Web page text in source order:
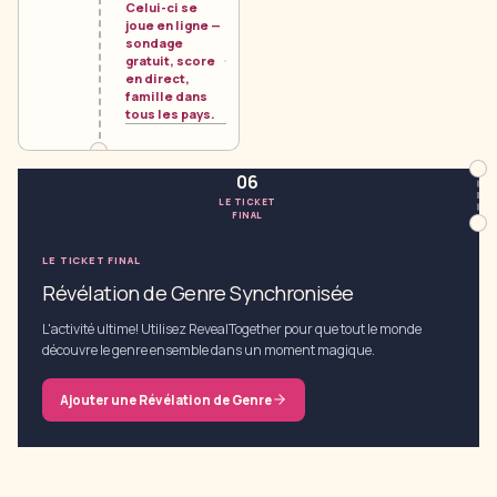
Celui-ci se
joue en ligne —
sondage
gratuit, score
en direct,
famille dans
tous les pays.
06
LE TICKET
FINAL
LE TICKET FINAL
Révélation de Genre Synchronisée
L'activité ultime! Utilisez RevealTogether pour que tout le monde
découvre le genre ensemble dans un moment magique.
Ajouter une Révélation de Genre